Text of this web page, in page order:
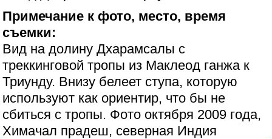
Примечание к фото, место, время
съемки:
Вид на долину Дхарамсалы с
треккинговой тропы из Маклеод ганжа к
Триунду. Внизу белеет ступа, которую
используют как ориентир, что бы не
сбиться с тропы. Фото октября 2009 года,
Химачал прадеш, северная Индия